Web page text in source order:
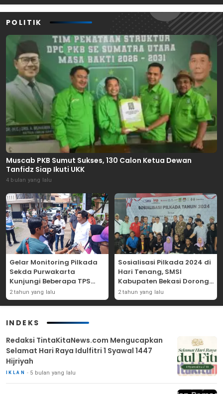
POLITIK
Muscab PKB Sumut Sukses, 130 Calon Ketua Dewan
Tanfidz Siap Ikuti UKK
4 bulan yang lalu
Gelar Monitoring Pilkada
Sekda Purwakarta
Kunjungi Beberapa TPS
Yang Ada Di Purwakarta
2 tahun yang lalu
Sosialisasi Pilkada 2024 di
Hari Tenang, SMSI
Kabupaten Bekasi Dorong
Angka Partisipasi
Masyarakat
2 tahun yang lalu
INDEKS
Redaksi TintaKitaNews.com Mengucapkan
Selamat Hari Raya Idulfitri 1 Syawal 1447
Hijriyah
IKLAN 5 bulan yang lalu